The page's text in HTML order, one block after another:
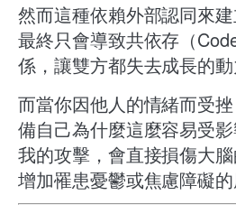
然而這種依賴外部認同來
最終只會導致共依存（
係，讓雙方都失去成長的動
而當你因他人的情緒而受
備自己為什麼這麼容易受
我的攻擊，會直接損傷大
增加罹患憂鬱或焦慮障礙的